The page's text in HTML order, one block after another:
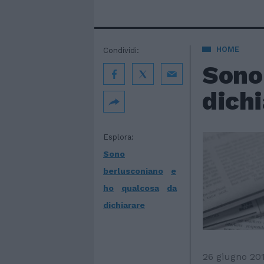
HOME
Esplora:
Sono
berlusconiano
e
ho
qualcosa
da
dichiarare
Condividi:
26 giugno